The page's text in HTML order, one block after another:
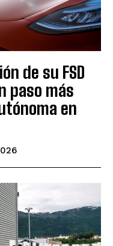
de su FSD
paso más
en